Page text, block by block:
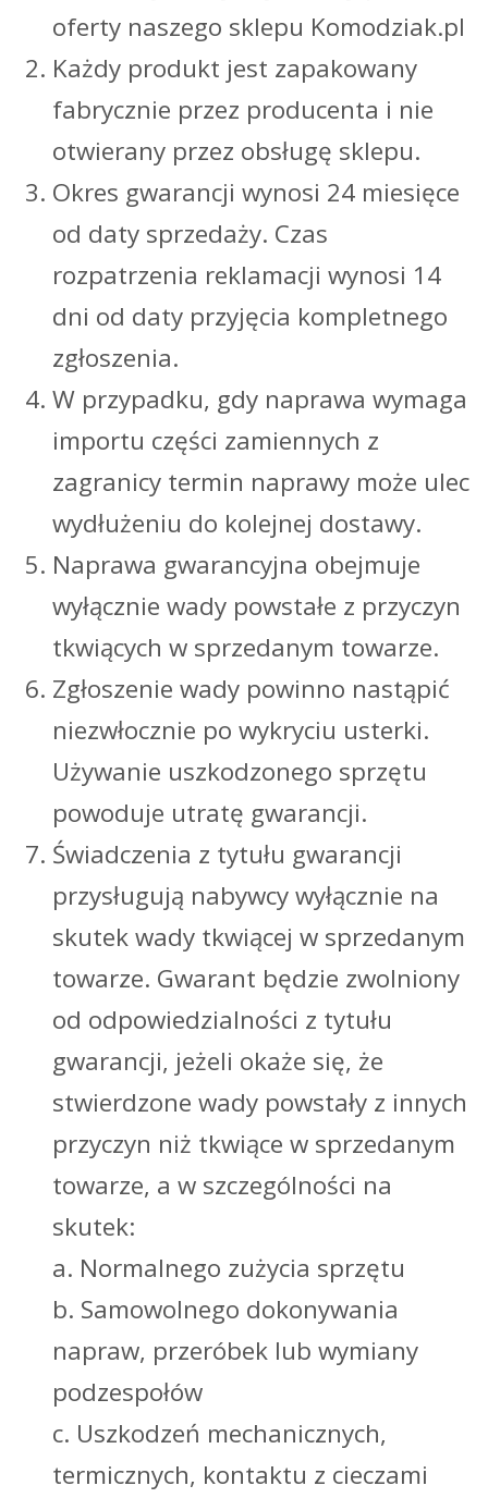
oferty naszego sklepu Komodziak.pl
Każdy produkt jest zapakowany
fabrycznie przez producenta i nie
otwierany przez obsługę sklepu.
Okres gwarancji wynosi 24 miesięce
od daty sprzedaży. Czas
rozpatrzenia reklamacji wynosi 14
dni od daty przyjęcia kompletnego
zgłoszenia.
W przypadku, gdy naprawa wymaga
importu części zamiennych z
zagranicy termin naprawy może ulec
wydłużeniu do kolejnej dostawy.
Naprawa gwarancyjna obejmuje
wyłącznie wady powstałe z przyczyn
tkwiących w sprzedanym towarze.
Zgłoszenie wady powinno nastąpić
niezwłocznie po wykryciu usterki.
Używanie uszkodzonego sprzętu
powoduje utratę gwarancji.
Świadczenia z tytułu gwarancji
przysługują nabywcy wyłącznie na
skutek wady tkwiącej w sprzedanym
towarze. Gwarant będzie zwolniony
od odpowiedzialności z tytułu
gwarancji, jeżeli okaże się, że
stwierdzone wady powstały z innych
przyczyn niż tkwiące w sprzedanym
towarze, a w szczególności na
skutek:
a. Normalnego zużycia sprzętu
b. Samowolnego dokonywania
napraw, przeróbek lub wymiany
podzespołów
c. Uszkodzeń mechanicznych,
termicznych, kontaktu z cieczami